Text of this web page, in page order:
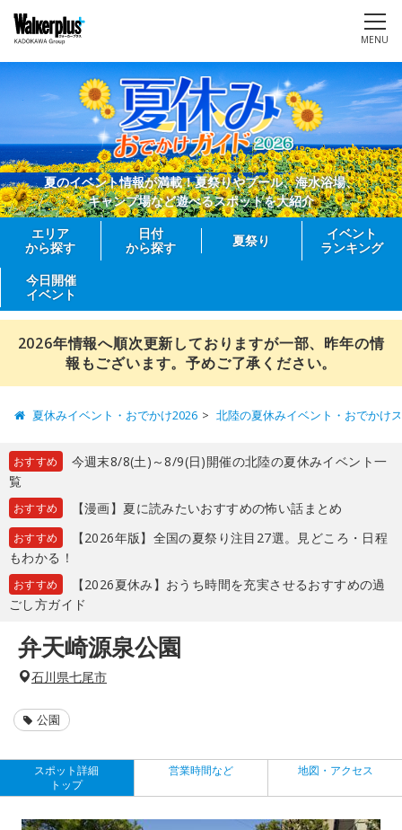
MENU
夏のイベント情報が満載！夏祭りやプール、海水浴場、
キャンプ場など遊べるスポットを大紹介
エリア
から探す
日付
から探す
夏祭り
イベント
ランキング
今日開催
イベント
2026年情報へ順次更新しておりますが一部、昨年の情
報もございます。予めご了承ください。
夏休みイベント・おでかけ2026 北陸の夏休みイベント・おでかけ
おすすめ
今週末8/8(土)～8/9(日)開催の北陸の夏休みイベント一
覧
おすすめ 【漫画】夏に読みたいおすすめの怖い話まとめ
おすすめ
【2026年版】全国の夏祭り注目27選。見どころ・日程
もわかる！
おすすめ
【2026夏休み】おうち時間を充実させるおすすめの過
ごし方ガイド
弁天崎源泉公園
石川県七尾市
公園
スポット詳細
トップ
営業時間など 地図・アクセス